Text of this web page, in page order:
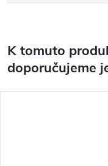
K tomuto
doporučujeme